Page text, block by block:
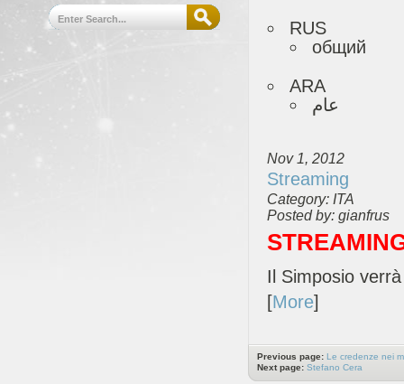
RUS
общий
ARA
عام
Nov 1, 2012
Streaming
Category: ITA
Posted by: gianfrus
Il Simposio
[More]
Previous page: Le credenze nei
Next page: Stefano Cera